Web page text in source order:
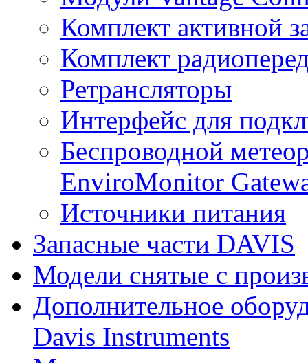
Комплект активной
Комплект
Ретрансляторы
Интерфейс для
Беспроводной
EnviroMonitor
Источники питания
Запасные части DAVIS
Модели снятые с
Дополнительное
Davis Instruments